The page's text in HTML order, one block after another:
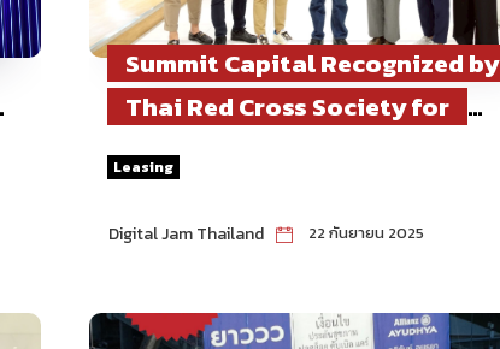
Summit Capital Recognized by
Thai Red Cross Society for
Continuous Blood Donation
Units of Blood
Leasing
Digital Jam Thailand 22 กันยายน 2025